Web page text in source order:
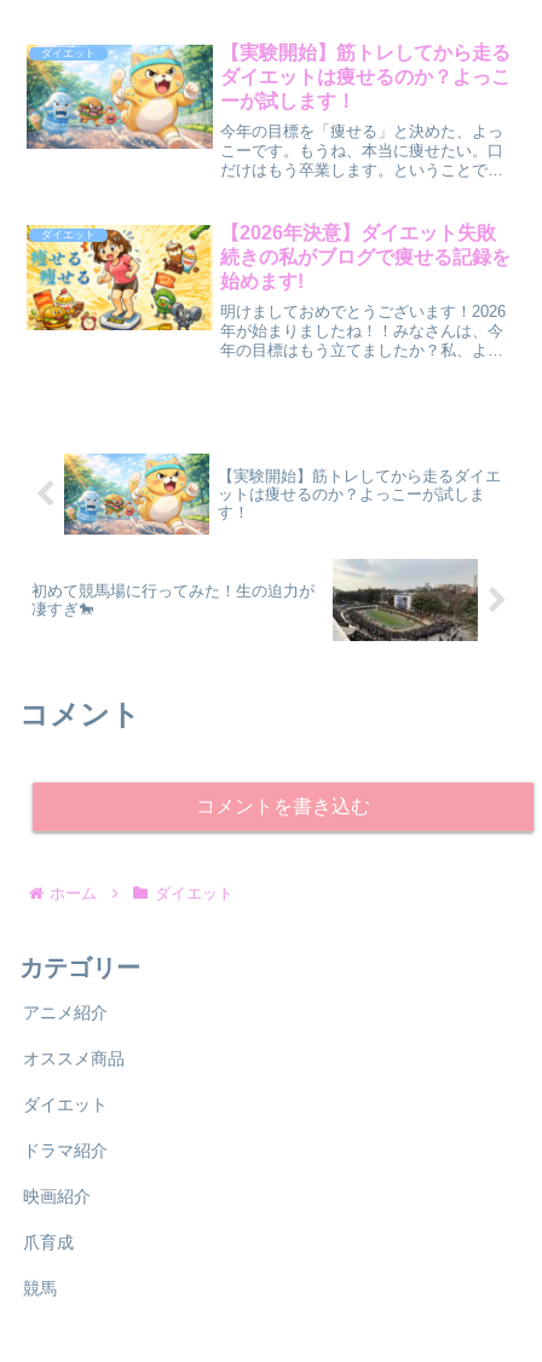
まじゃ、スタイルがどんどん崩れてい
く〜！ということで、筋肉バキバ...
ダイエット
【実験開始】筋トレしてから走る
ダイエットは痩せるのか？よっこ
ーが試します！
今年の目標を「痩せる」と決めた、よっ
こーです。もうね、本当に痩せたい。口
だけはもう卒業します。ということで、
仕事が忙しいことを理由に、正直あまり
行けてませんでした。はい、...
ダイエット
【2026年決意】ダイエット失敗
続きの私がブログで痩せる記録を
始めます!
明けましておめでとうございます！2026
年が始まりましたね！！みなさんは、今
年の目標はもう立てましたか？私、よっ
【実験開始】筋トレしてから走るダイエ
ットは痩せるのか？よっこーが試しま
す！
初めて競馬場に行ってみた！生の迫力が
凄すぎ🐎
コメント
コメントを書き込む
ホーム ダイエット
カテゴリー
アニメ紹介
オススメ商品
ダイエット
ドラマ紹介
映画紹介
爪育成
競馬